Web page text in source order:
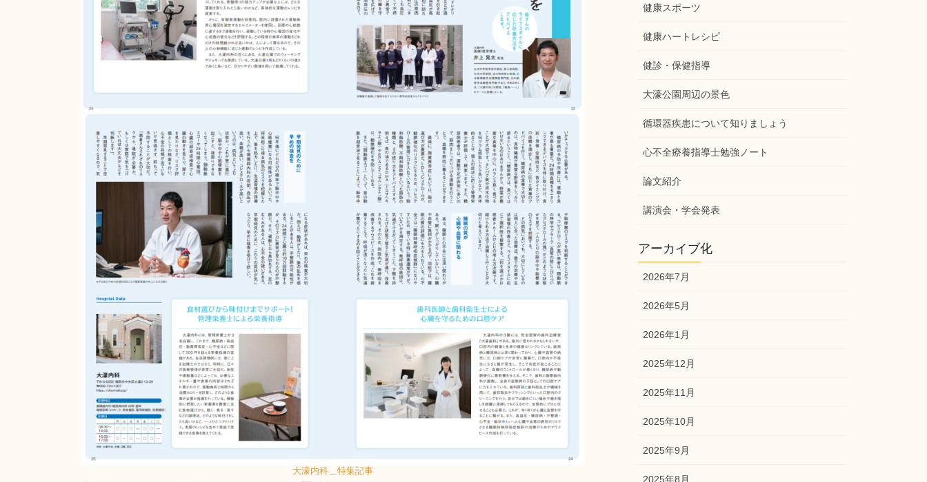
大濠内科＿特集記事
健康スポーツ
健康ハートレシピ
健診・保健指導
大濠公園周辺の景色
循環器疾患について知りましょう
心不全療養指導士勉強ノート
論文紹介
講演会・学会発表
アーカイブ化
2026年7月
2026年5月
2026年1月
2025年12月
2025年11月
2025年10月
2025年9月
2025年8月